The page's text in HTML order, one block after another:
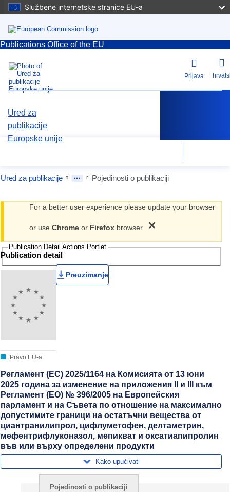
Službene internetske stranice EU-a
Publications Office of the EU
Prijava
Ured za
publikacije
Europske unije
Ured za publikacije Pojedinosti o publikaciji
For a better user experience please update your browser
or use Chrome or Firefox browser. ×
Publication Detail Actions Portlet
Publication detail
Pravo EU-a
Preuzimanje
Регламент (ЕС) 2025/1164 на Комисията от 13 юни
2025 година за изменение на приложения II и III към
Регламент (ЕО) № 396/2005 на Европейския
парламент и на Съвета по отношение на максимално
допустимите граници на остатъчни вещества от
циантранилипрол, цифлуметофен, делтаметрин,
мефентрифлуконазол, мепикват и оксатиапипролин
във или върху определени продукти
Kako upućivati
Pojedinosti o publikaciji